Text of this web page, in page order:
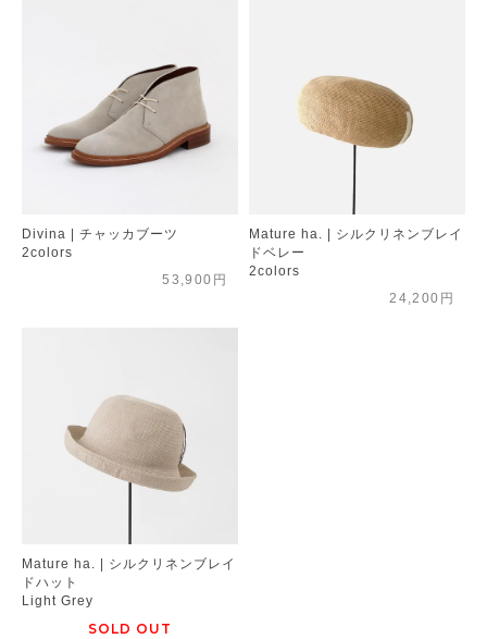
Divina | チャッカブーツ
2colors
53,900円
Mature ha. | シルクリネンブレイ
ドベレー
2colors
24,200円
Mature ha. | シルクリネンブレイ
ドハット
Light Grey
SOLD OUT